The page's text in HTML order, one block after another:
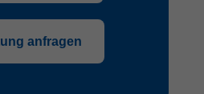
anfragen